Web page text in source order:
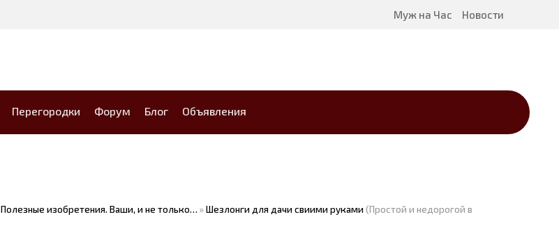
Муж на Час Новости
Перегородки Форум Блог Объявления
Полезные изобретения. Ваши, и не только… »Шезлонги для дачи свиими руками (Простой и недорогой в